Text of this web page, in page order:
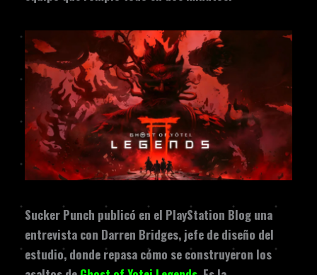
Sucker Punch publicó en el PlayStation Blog una
entrevista con Darren Bridges, jefe de diseño del
estudio, donde repasa cómo se construyeron los